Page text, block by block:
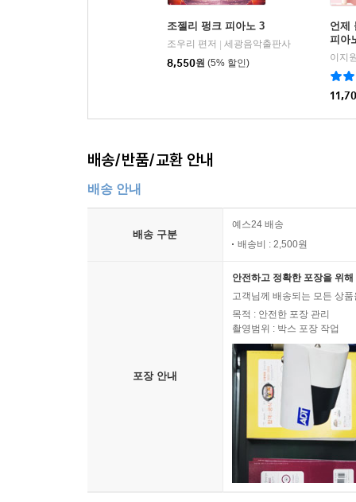
조젤리 펑크 피아노 3
조우리 편저
세광음악출판사
8,550원 (5% 할인)
언제
피아
이지
배송/반품/교환 안내
배송 안내
배송 구분
예스24 배송
배송비 : 2,500원
포장 안내
안전하고 정확한 포장을 위
고객님께 배송되는 모든 상
목적 : 안전한 포장 관리
촬영범위 : 박스 포장 작업